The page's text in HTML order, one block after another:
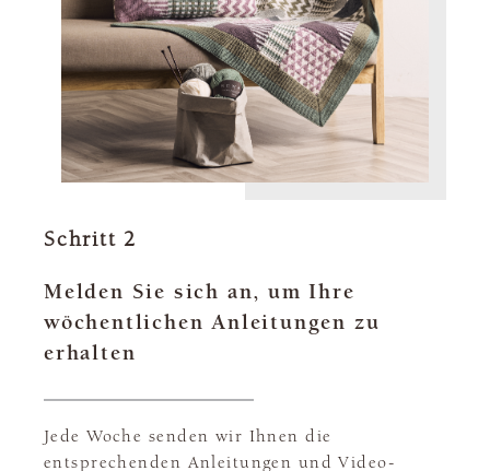
Schritt 2
Melden Sie sich an, um Ihre
wöchentlichen Anleitungen zu
erhalten
Jede Woche senden wir Ihnen die
entsprechenden Anleitungen und Video-